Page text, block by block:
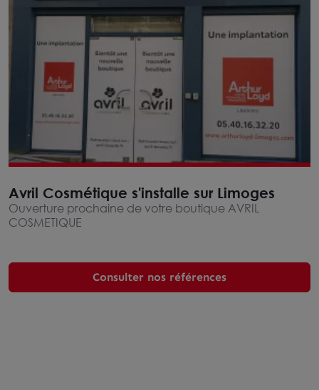
Avril Cosmétique s'installe sur Limoges
Ouverture prochaine de votre boutique AVRIL
COSMETIQUE
Consulter nos références